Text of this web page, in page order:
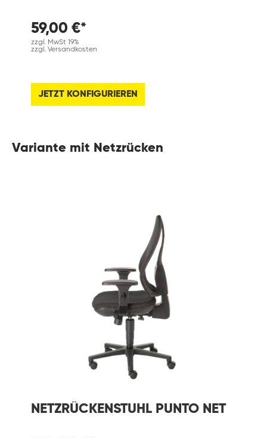
59,00 €*
zzgl. MwSt 19%
zzgl. Versandkosten
JETZT KONFIGURIEREN
Variante mit Netzrücken
NETZRÜCKENSTUHL PUNTO NET